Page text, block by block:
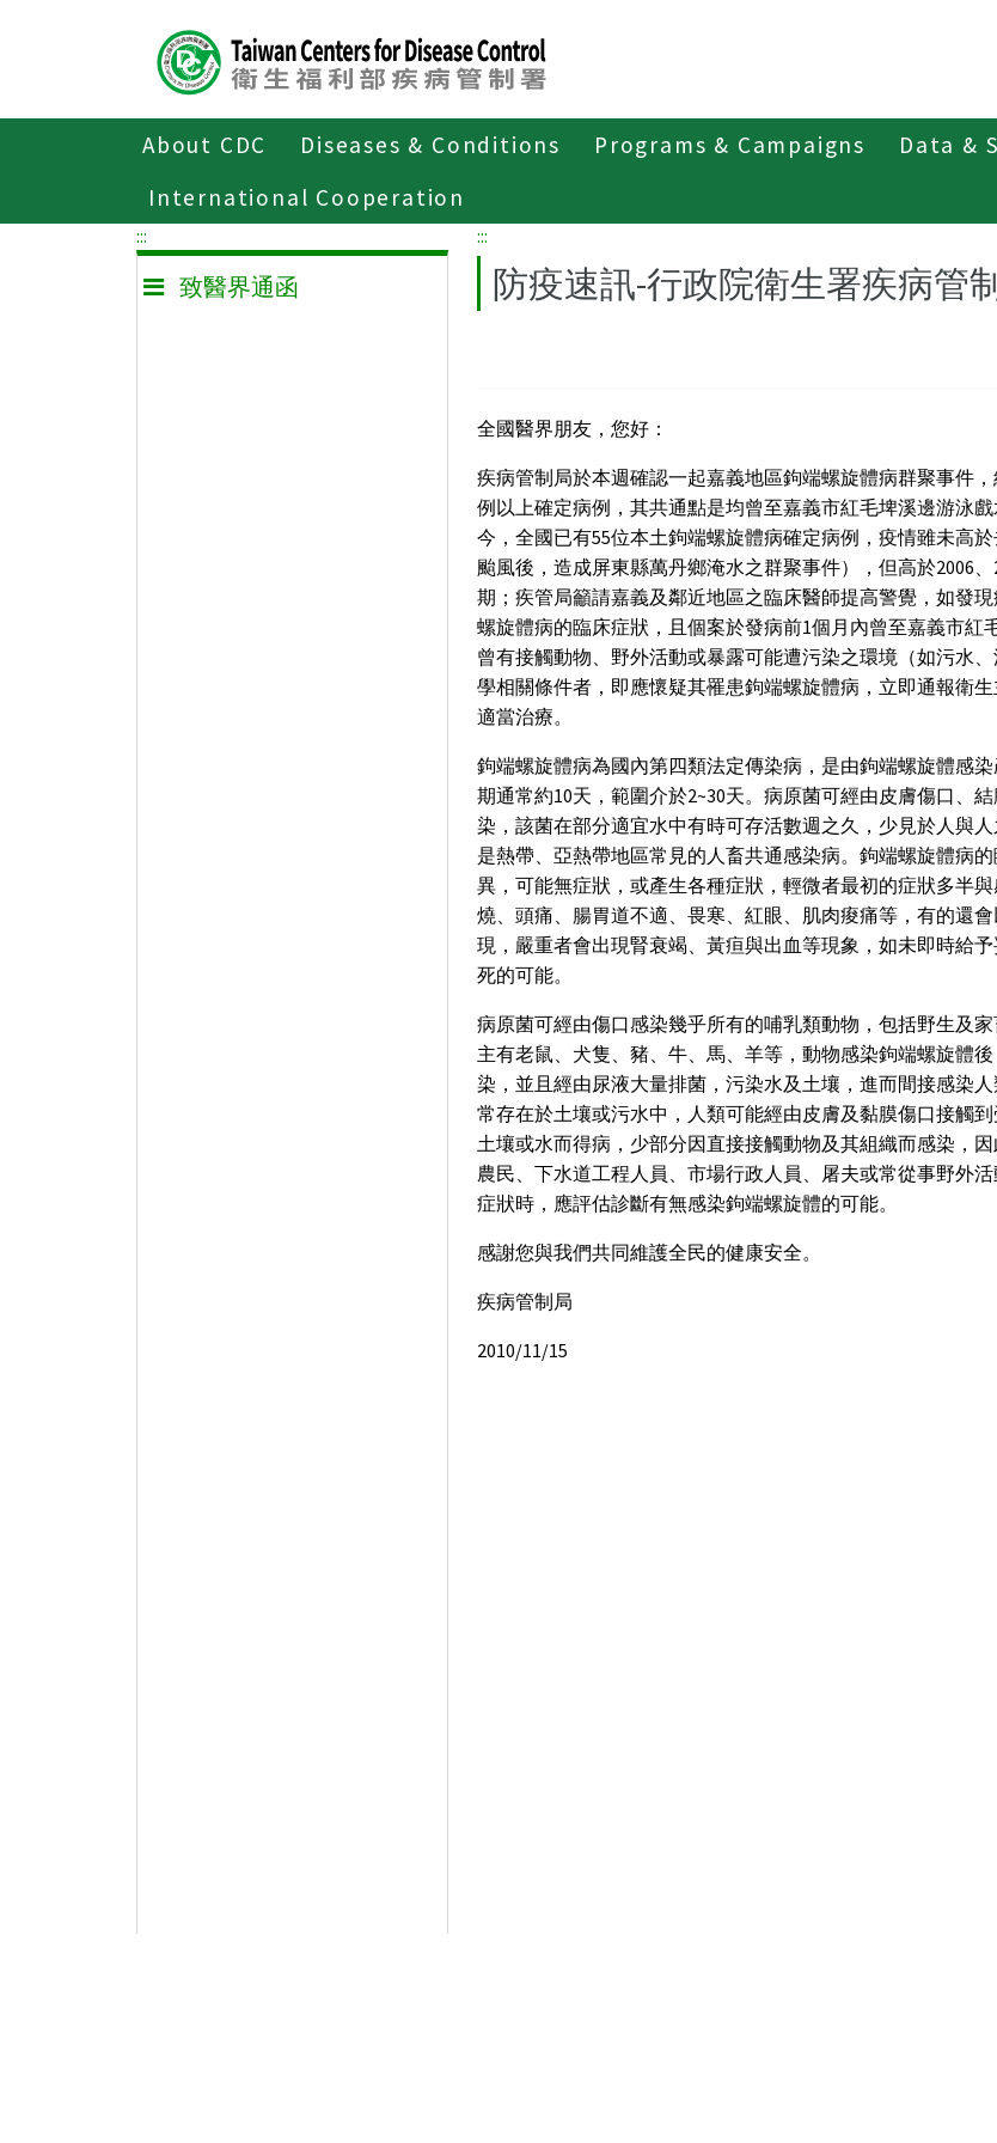
About CDC Diseases & Conditions Programs & Campaigns
Data &
International Cooperation
致醫界通函
:::
致醫界通函
:::
防疫速訊-行政院衛生署疾病管
全國醫界朋友，您好：
疾病管制局於本週確認一起嘉義地區鉤端螺旋體病群聚事件
例以上確定病例，其共通點是均曾至嘉義市紅毛埤溪邊游泳
今，全國已有55位本土鉤端螺旋體病確定病例，疫情雖未高
颱風後，造成屏東縣萬丹鄉淹水之群聚事件），但高於2006、
期；疾管局籲請嘉義及鄰近地區之臨床醫師提高警覺，如發
螺旋體病的臨床症狀，且個案於發病前1個月內曾至嘉義市紅
曾有接觸動物、野外活動或暴露可能遭污染之環境（如污水
學相關條件者，即應懷疑其罹患鉤端螺旋體病，立即通報衛
適當治療。
鉤端螺旋體病為國內第四類法定傳染病，是由鉤端螺旋體感
期通常約10天，範圍介於2~30天。病原菌可經由皮膚傷口、
染，該菌在部分適宜水中有時可存活數週之久，少見於人與人
是熱帶、亞熱帶地區常見的人畜共通感染病。鉤端螺旋體病
異，可能無症狀，或產生各種症狀，輕微者最初的症狀多半
燒、頭痛、腸胃道不適、畏寒、紅眼、肌肉痠痛等，有的還
現，嚴重者會出現腎衰竭、黃疸與出血等現象，如未即時給
死的可能。
病原菌可經由傷口感染幾乎所有的哺乳類動物，包括野生及
主有老鼠、犬隻、豬、牛、馬、羊等，動物感染鉤端螺旋體
染，並且經由尿液大量排菌，污染水及土壤，進而間接感染
常存在於土壤或污水中，人類可能經由皮膚及黏膜傷口接觸
土壤或水而得病，少部分因直接接觸動物及其組織而感染，
農民、下水道工程人員、市場行政人員、屠夫或常從事野外
症狀時，應評估診斷有無感染鉤端螺旋體的可能。
感謝您與我們共同維護全民的健康安全。
疾病管制局
2010/11/15